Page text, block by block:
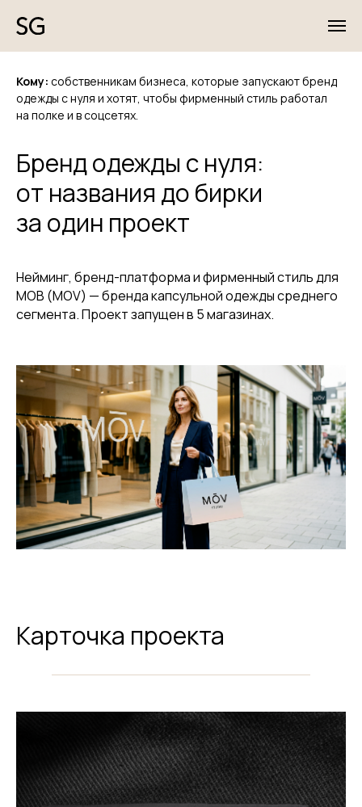
Кому: собственникам бизнеса, которые запускают бренд
одежды с нуля и хотят, чтобы фирменный стиль работал
на полке и в соцсетях.
Бренд одежды с нуля:
от названия до бирки
за один проект
Нейминг, бренд-платформа и фирменный стиль для
МОВ (MOV) — бренда капсульной одежды среднего
сегмента. Проект запущен в 5 магазинах.
Карточка проекта